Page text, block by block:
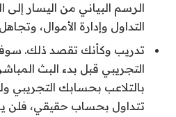
الرسم البياني من اليسار
التداول وإدارة الأموال،
تدريب وكأنك تقصد ذلك. سوف
التجريبي قبل بدء البث
بالتلاعب بحسابك التجريبي
تتداول بحساب حقيقي، فلن